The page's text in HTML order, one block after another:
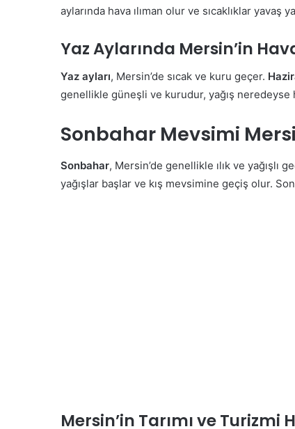
aylarında hava ılıman olur ve sıcaklıklar yavaş
Yaz Aylarında Mersin’in
Yaz ayları, Mersin’de sıcak ve kuru geçer.
genellikle güneşli ve kurudur, yağış neredeyse
Sonbahar Mevsimi
Sonbahar, Mersin’de genellikle ılık ve yağışlı
yağışlar başlar ve kış mevsimine geçiş olur.
Mersin’in Tarımı ve